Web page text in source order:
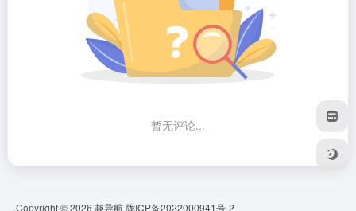
暂无评论...
Copyright © 2026 趣导航陇ICP备2022000941号-2